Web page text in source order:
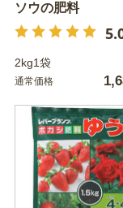
ソウの肥料
2kg1袋
通常価格